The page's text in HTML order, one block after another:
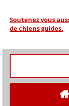
Soutenez vous
de chiens guides.